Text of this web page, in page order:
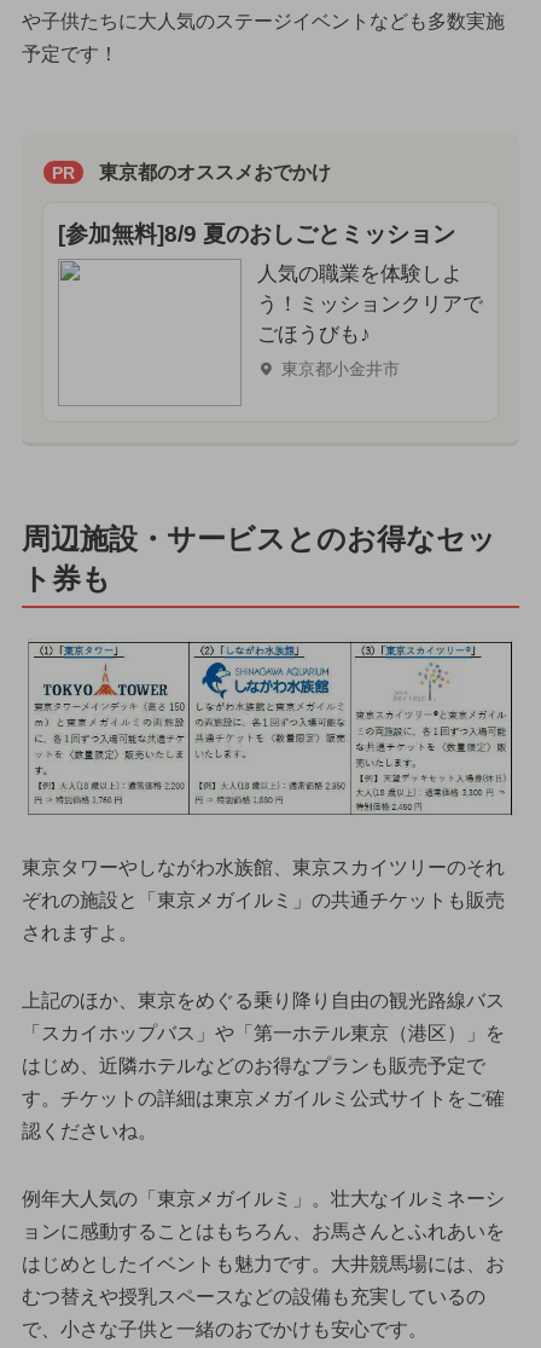
や子供たちに大人気のステージイベントなども多数実施
予定です！
PR 東京都のオススメおでかけ
[参加無料]8/9 夏のおしごとミッション
人気の職業を体験しよ
う！ミッションクリアで
ごほうびも♪
東京都小金井市
周辺施設・サービスとのお得なセッ
ト券も
東京タワーやしながわ水族館、東京スカイツリーのそれ
ぞれの施設と「東京メガイルミ」の共通チケットも販売
されますよ。
上記のほか、東京をめぐる乗り降り自由の観光路線バス
「スカイホップバス」や「第一ホテル東京（港区）」を
はじめ、近隣ホテルなどのお得なプランも販売予定で
す。チケットの詳細は東京メガイルミ公式サイトをご確
認くださいね。
例年大人気の「東京メガイルミ」。壮大なイルミネーシ
ョンに感動することはもちろん、お馬さんとふれあいを
はじめとしたイベントも魅力です。大井競馬場には、お
むつ替えや授乳スペースなどの設備も充実しているの
で、小さな子供と一緒のおでかけも安心です。